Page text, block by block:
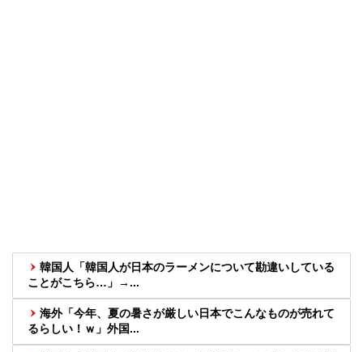
韓国人「韓国人が日本のラーメンについて勘違いしている
ことがこちら…」→...
海外「今年、夏の暑さが厳しい日本でこんなものが売れて
るらしい！ｗ」外国...